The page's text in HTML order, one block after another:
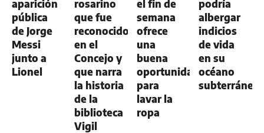
aparición
pública
de Jorge
Messi
junto a
Lionel
rosarino
que fue
reconocido
en el
Concejo y
que narra
la historia
de la
biblioteca
Vigil
el fin de
semana
ofrece
una
buena
oportunidad
para
lavar la
ropa
podría
albergar
indicios
de vida
en su
océano
subterráneo